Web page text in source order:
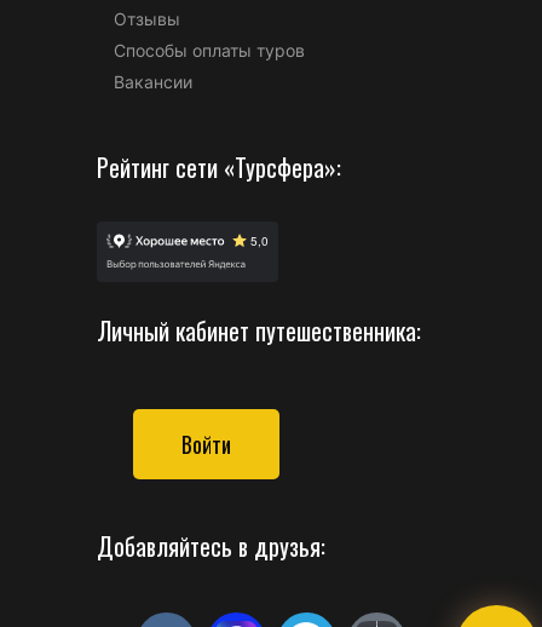
Отзывы
Способы оплаты туров
Вакансии
Рейтинг сети «Турсфера»:
Личный кабинет путешественника:
Войти
Добавляйтесь в друзья: